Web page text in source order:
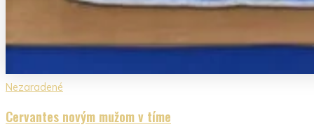
Nezaradené
Cervantes novým mužom v tíme